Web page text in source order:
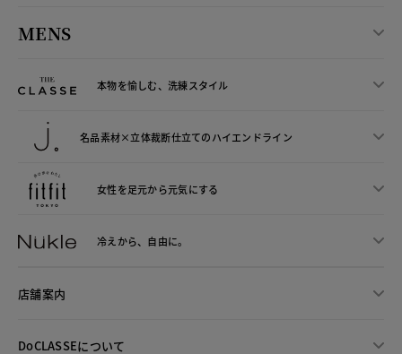
MENS
本物を愉しむ、洗練スタイル
名品素材×立体裁断仕立てのハイエンドライン
女性を足元から元気にする
冷えから、 自由に。
店舗案内
DoCLASSEについて